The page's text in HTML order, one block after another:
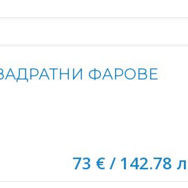
ФАРОВЕ
73 € / 142.78